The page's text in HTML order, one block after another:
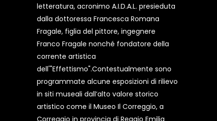
letteratura, acronimo A.I.D.A.L. presieduta
dalla dottoressa Francesca Romana
Fragale, figlia del pittore, ingegnere
Franco Fragale nonché fondatore della
corrente artistica
dell'"Effettismo".Contestualmente sono
programmate alcune esposizioni di rilievo
in siti museali dall’alto valore storico
artistico come il Museo Il Correggio, a
Correggio in provincia di Reggio Emilia